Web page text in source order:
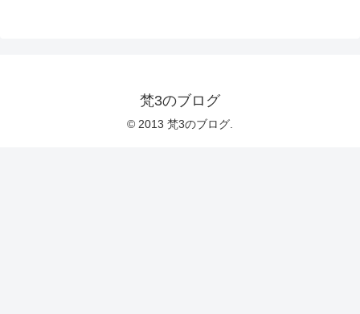
梵3のブログ
© 2013 梵3のブログ.